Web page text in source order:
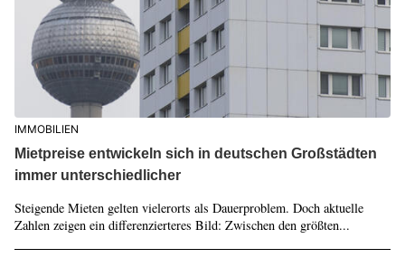
IMMOBILIEN
Mietpreise entwickeln sich in deutschen Großstädten
immer unterschiedlicher
Steigende Mieten gelten vielerorts als Dauerproblem. Doch aktuelle
Zahlen zeigen ein differenzierteres Bild: Zwischen den größten...